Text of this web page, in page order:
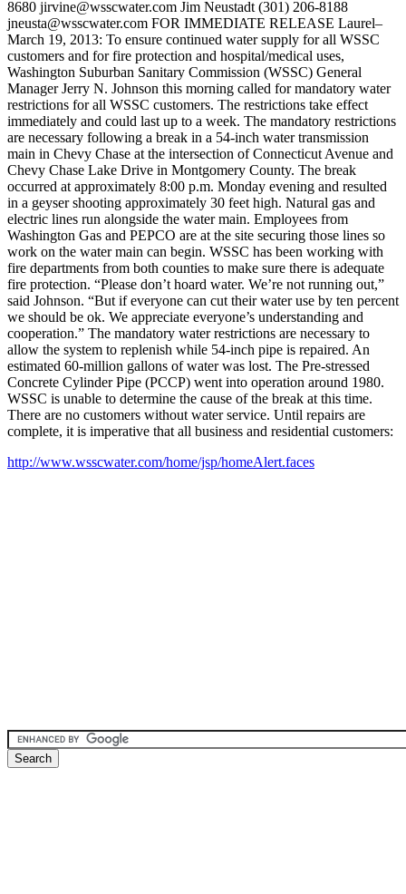
8680 jirvine@wsscwater.com Jim Neustadt (301) 206-8188
jneusta@wsscwater.com FOR IMMEDIATE RELEASE Laurel–
March 19, 2013: To ensure continued water supply for all WSSC
customers and for fire protection and hospital/medical uses,
Washington Suburban Sanitary Commission (WSSC) General
Manager Jerry N. Johnson this morning called for mandatory water
restrictions for all WSSC customers. The restrictions take effect
immediately and could last up to a week. The mandatory restrictions
are necessary following a break in a 54-inch water transmission
main in Chevy Chase at the intersection of Connecticut Avenue and
Chevy Chase Lake Drive in Montgomery County. The break
occurred at approximately 8:00 p.m. Monday evening and resulted
in a geyser shooting approximately 30 feet high. Natural gas and
electric lines run alongside the water main. Employees from
Washington Gas and PEPCO are at the site securing those lines so
work on the water main can begin. WSSC has been working with
fire departments from both counties to make sure there is adequate
fire protection. “Please don’t hoard water. We’re not running out,”
said Johnson. “But if everyone can cut their water use by ten percent
we should be ok. We appreciate everyone’s understanding and
cooperation.” The mandatory water restrictions are necessary to
allow the system to replenish while 54-inch pipe is repaired. An
estimated 60-million gallons of water was lost. The Pre-stressed
Concrete Cylinder Pipe (PCCP) went into operation around 1980.
WSSC is unable to determine the cause of the break at this time.
There are no customers without water service. Until repairs are
complete, it is imperative that all business and residential customers:
http://www.wsscwater.com/home/jsp/homeAlert.faces